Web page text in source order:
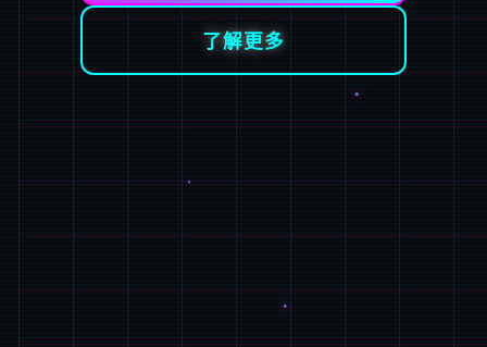
了解更多